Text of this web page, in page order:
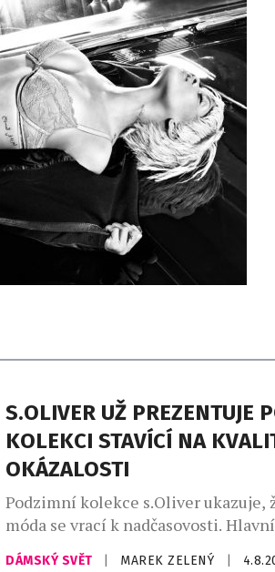
S.OLIVER UŽ PREZENTUJE
KOLEKCI STAVÍCÍ NA
OKÁZALOSTI
Podzimní kolekce s.Oliver ukazuje,
móda se vrací k nadčasovosti.
promyšlený kapsulový šatník, v
DÁMSKÝ SVĚT MAREK ZELENÝ